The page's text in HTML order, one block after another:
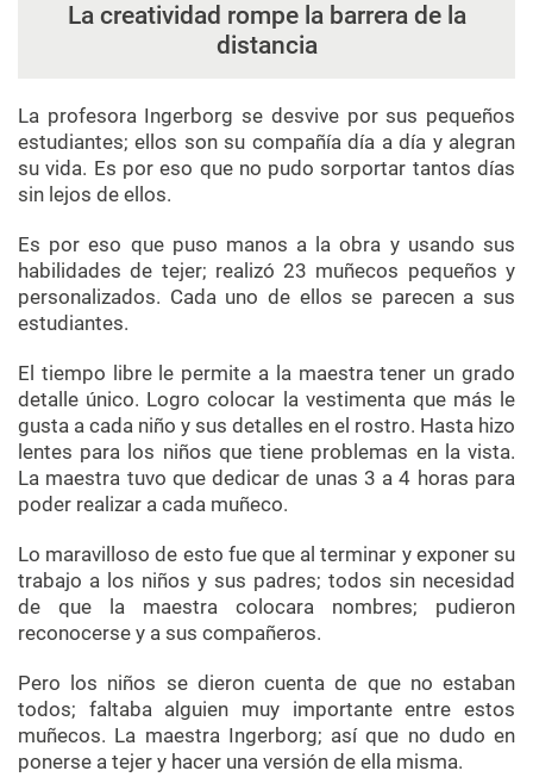
La creatividad rompe la barrera de la
distancia
La profesora Ingerborg se desvive por sus pequeños
estudiantes; ellos son su compañía día a día y alegran
su vida. Es por eso que no pudo sorportar tantos días
sin lejos de ellos.
Es por eso que puso manos a la obra y usando sus
habilidades de tejer; realizó 23 muñecos pequeños y
personalizados. Cada uno de ellos se parecen a sus
estudiantes.
El tiempo libre le permite a la maestra tener un grado
detalle único. Logro colocar la vestimenta que más le
gusta a cada niño y sus detalles en el rostro. Hasta hizo
lentes para los niños que tiene problemas en la vista.
La maestra tuvo que dedicar de unas 3 a 4 horas para
poder realizar a cada muñeco.
Lo maravilloso de esto fue que al terminar y exponer su
trabajo a los niños y sus padres; todos sin necesidad
de que la maestra colocara nombres; pudieron
reconocerse y a sus compañeros.
Pero los niños se dieron cuenta de que no estaban
todos; faltaba alguien muy importante entre estos
muñecos. La maestra Ingerborg; así que no dudo en
ponerse a tejer y hacer una versión de ella misma.